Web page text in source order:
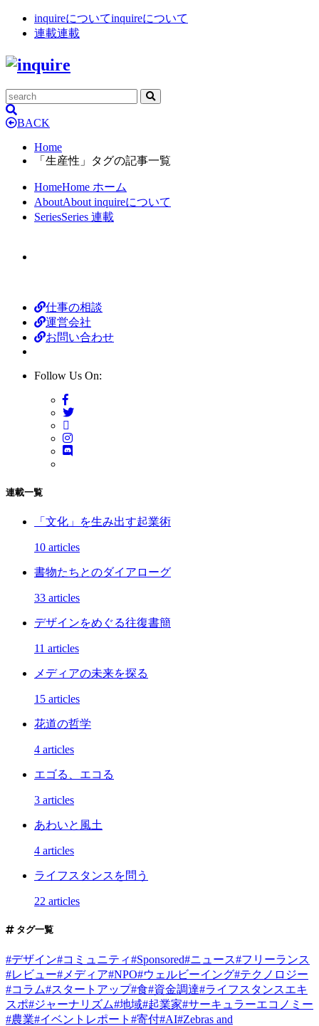
inquireについてinquireについて
連載連載
BACK
Home
「生産性」タグの記事一覧
HomeHome ホーム
AboutAbout inquireについて
SeriesSeries 連載
仕事の相談
運営会社
お問い合わせ
Follow Us On:
連載一覧
「文化」を生み出す起業術
10 articles
書物たちとのダイアローグ
33 articles
デザインをめぐる往復書簡
11 articles
メディアの未来を探る
15 articles
花道の哲学
4 articles
エゴる、エコる
3 articles
あわいと風土
4 articles
ライフスタンスを問う
22 articles
タグ一覧
#デザイン#コミュニティ#Sponsored#ニュース#フリーランス
#レビュー# メディア#NPO#ウェルビーイング#テクノロジー
#コラム#スタートアップ#食#資金調達#ライフスタンスエキ
スポ#ジャーナリズム#地域#起業家#サーキュラーエコノミー
#農業#イベントレポート #寄付#AI#Zebras and